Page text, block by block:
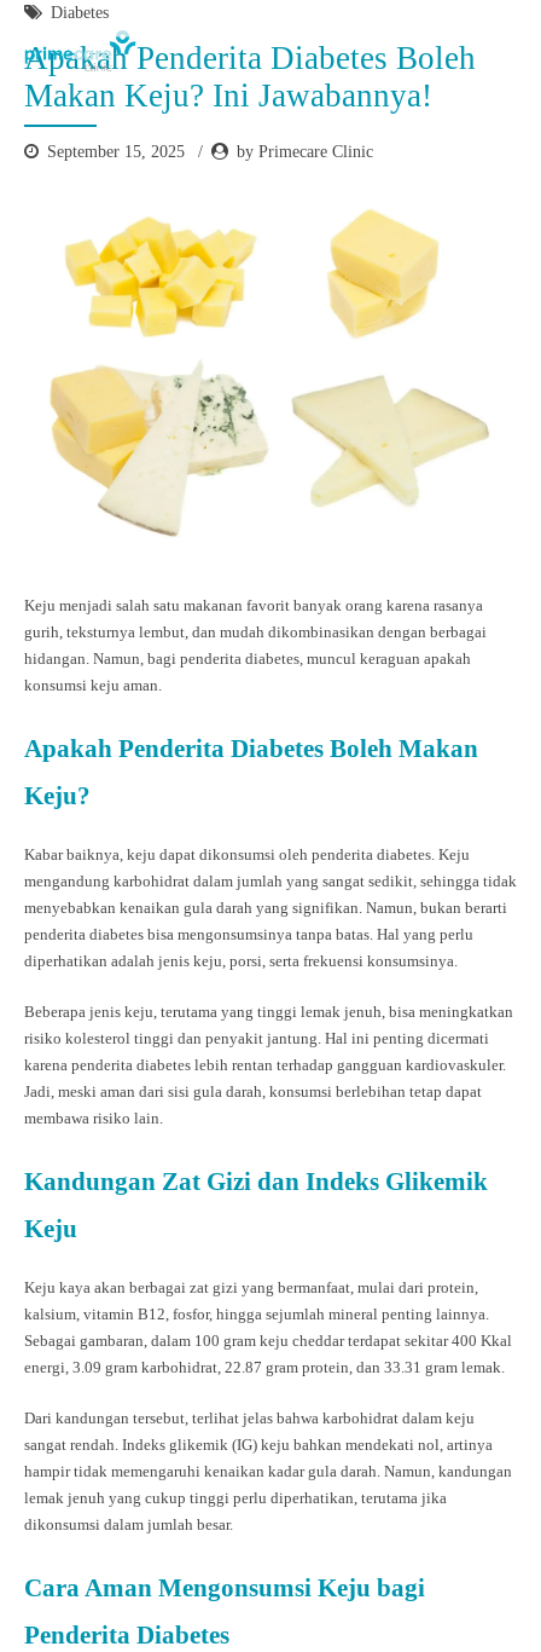
Diabetes
Apakah Penderita Diabetes Boleh
Makan Keju? Ini Jawabannya!
September 15, 2025 by Primecare Clinic
Keju menjadi salah satu makanan favorit banyak orang karena rasanya
gurih, teksturnya lembut, dan mudah dikombinasikan dengan berbagai
hidangan. Namun, bagi penderita diabetes, muncul keraguan apakah
konsumsi keju aman.
Apakah Penderita Diabetes Boleh Makan
Keju?
Kabar baiknya, keju dapat dikonsumsi oleh penderita diabetes. Keju
mengandung karbohidrat dalam jumlah yang sangat sedikit, sehingga tidak
menyebabkan kenaikan gula darah yang signifikan. Namun, bukan berarti
penderita diabetes bisa mengonsumsinya tanpa batas. Hal yang perlu
diperhatikan adalah jenis keju, porsi, serta frekuensi konsumsinya.
Beberapa jenis keju, terutama yang tinggi lemak jenuh, bisa meningkatkan
risiko kolesterol tinggi dan penyakit jantung. Hal ini penting dicermati
karena penderita diabetes lebih rentan terhadap gangguan kardiovaskuler.
Jadi, meski aman dari sisi gula darah, konsumsi berlebihan tetap dapat
membawa risiko lain.
Kandungan Zat Gizi dan Indeks Glikemik
Keju
Keju kaya akan berbagai zat gizi yang bermanfaat, mulai dari protein,
kalsium, vitamin B12, fosfor, hingga sejumlah mineral penting lainnya.
Sebagai gambaran, dalam 100 gram keju cheddar terdapat sekitar 400 Kkal
energi, 3.09 gram karbohidrat, 22.87 gram protein, dan 33.31 gram lemak.
Dari kandungan tersebut, terlihat jelas bahwa karbohidrat dalam keju
sangat rendah. Indeks glikemik (IG) keju bahkan mendekati nol, artinya
hampir tidak memengaruhi kenaikan kadar gula darah. Namun, kandungan
lemak jenuh yang cukup tinggi perlu diperhatikan, terutama jika
dikonsumsi dalam jumlah besar.
Cara Aman Mengonsumsi Keju bagi
Penderita Diabetes